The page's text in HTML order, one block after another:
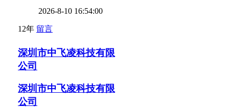
2026-8-10 16:54:00
12年 留言
深圳市中飞凌科技有限
公司
深圳市中飞凌科技有限
公司